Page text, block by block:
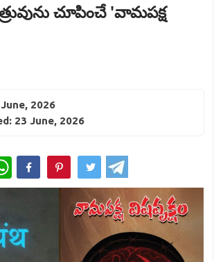
చూపించే 'వామపక్ష
2026
23 June, 2026
WhatsApp